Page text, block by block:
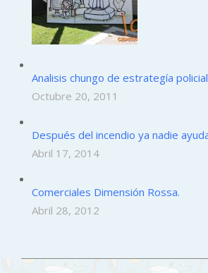
Analisis chungo de estrategía policial
Octubre 20, 2011
Después del incendio ya nadie
Abril 17, 2014
Comerciales Dimensión Rossa.
Abril 28, 2012